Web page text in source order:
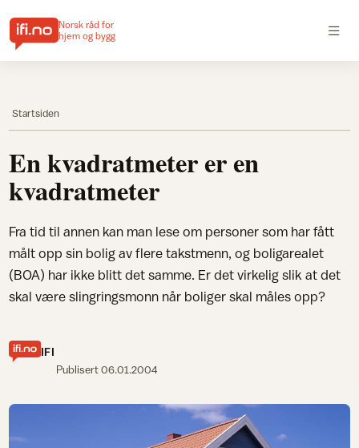
Norsk råd for
hjem og bygg
Startsiden
En kvadratmeter er en
kvadratmeter
Fra tid til annen kan man lese om personer som har fått
målt opp sin bolig av flere takstmenn, og boligarealet
(BOA) har ikke blitt det samme. Er det virkelig slik at det
skal være slingringsmonn når boliger skal måles opp?
IFI
Publisert06.01.2004